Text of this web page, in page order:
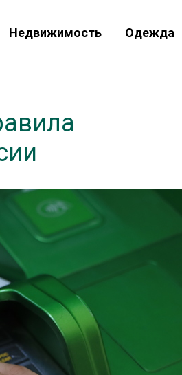
Недвижимость Одежда